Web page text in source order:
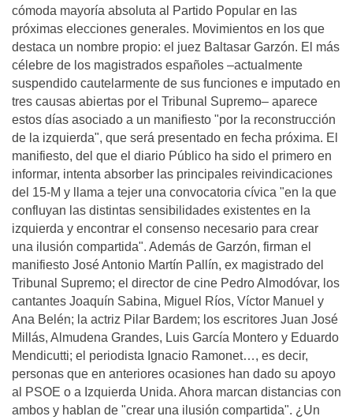
cómoda mayoría absoluta al Partido Popular en las
próximas elecciones generales. Movimientos en los que
destaca un nombre propio: el juez Baltasar Garzón. El más
célebre de los magistrados españoles –actualmente
suspendido cautelarmente de sus funciones e imputado en
tres causas abiertas por el Tribunal Supremo– aparece
estos días asociado a un manifiesto "por la reconstrucción
de la izquierda", que será presentado en fecha próxima. El
manifiesto, del que el diario Público ha sido el primero en
informar, intenta absorber las principales reivindicaciones
del 15-M y llama a tejer una convocatoria cívica "en la que
confluyan las distintas sensibilidades existentes en la
izquierda y encontrar el consenso necesario para crear
una ilusión compartida". Además de Garzón, firman el
manifiesto José Antonio Martín Pallín, ex magistrado del
Tribunal Supremo; el director de cine Pedro Almodóvar, los
cantantes Joaquín Sabina, Miguel Ríos, Víctor Manuel y
Ana Belén; la actriz Pilar Bardem; los escritores Juan José
Millás, Almudena Grandes, Luis García Montero y Eduardo
Mendicutti; el periodista Ignacio Ramonet…, es decir,
personas que en anteriores ocasiones han dado su apoyo
al PSOE o a Izquierda Unida. Ahora marcan distancias con
ambos y hablan de "crear una ilusión compartida". ¿Un